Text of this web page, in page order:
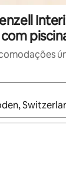
estiverem